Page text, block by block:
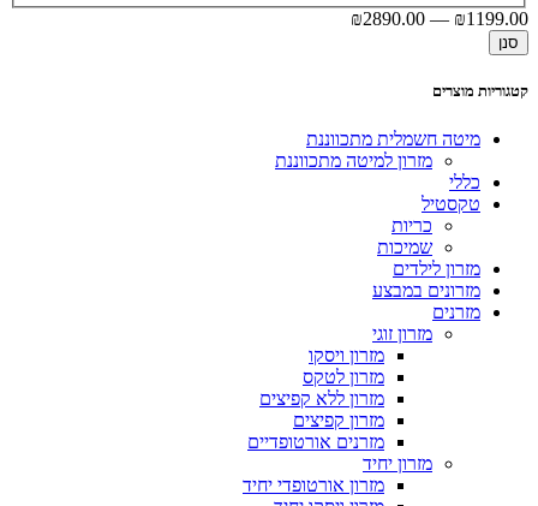
₪1199.00
—
₪2890.00
סנן
קטגוריות מוצרים
מיטה חשמלית מתכווננת
מזרון למיטה מתכווננת
כללי
טקסטיל
כריות
שמיכות
מזרון לילדים
מזרונים במבצע
מזרנים
מזרון זוגי
מזרון ויסקו
מזרון לטקס
מזרון ללא קפיצים
מזרון קפיצים
מזרנים אורטופדיים
מזרון יחיד
מזרון אורטופדי יחיד